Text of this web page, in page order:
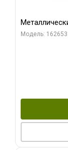
Модель: 162653